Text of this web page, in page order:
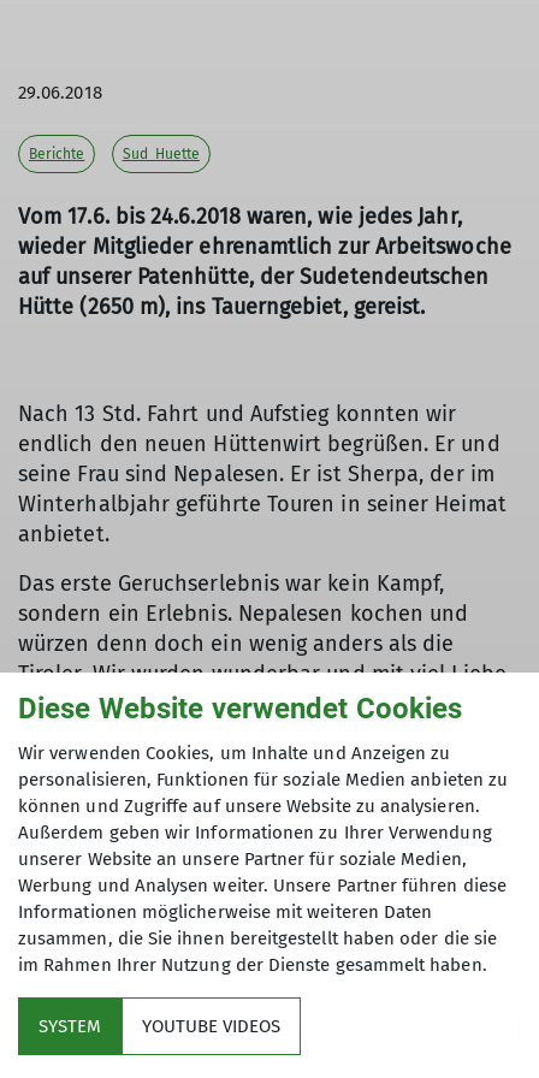
29.06.2018
Berichte Sud_Huette
Vom 17.6. bis 24.6.2018 waren, wie jedes Jahr,
wieder Mitglieder ehrenamtlich zur Arbeitswoche
auf unserer Patenhütte, der Sudetendeutschen
Hütte (2650 m), ins Tauerngebiet, gereist.
Nach 13 Std. Fahrt und Aufstieg konnten wir
endlich den neuen Hüttenwirt begrüßen. Er und
seine Frau sind Nepalesen. Er ist Sherpa, der im
Winterhalbjahr geführte Touren in seiner Heimat
anbietet.
Das erste Geruchserlebnis war kein Kampf,
sondern ein Erlebnis. Nepalesen kochen und
würzen denn doch ein wenig anders als die
Tiroler. Wir wurden wunderbar und mit viel Liebe
versorgt. So konnten wir denn auch gut gestärkt
Als erstes säuberten wir die Filteranlagen und den
Einlauf des Frischwassers, sodass der Prüfer die
Anlage ohne Einwand abnehmen könnte.
Das zweite Geruchserlebnis war ein wahrer Kampf
mit der Nase. Die Rotteboxen mussten geleert
werden. In den Rotteboxen landen die geklärten
Abwasser der Hütte gefiltert und in fester Form.
Sie müssen ausgeschaufelt werden und in Bigbags
für den Hubschrauberabtransport
Diese Website verwendet Cookies
Wir verwenden Cookies, um Inhalte und Anzeigen zu
personalisieren, Funktionen für soziale Medien anbieten zu
können und Zugriffe auf unsere Website zu analysieren.
Außerdem geben wir Informationen zu Ihrer Verwendung
unserer Website an unsere Partner für soziale Medien,
Werbung und Analysen weiter. Unsere Partner führen diese
Informationen möglicherweise mit weiteren Daten
zusammen, die Sie ihnen bereitgestellt haben oder die sie
im Rahmen Ihrer Nutzung der Dienste gesammelt haben.
SYSTEM YOUTUBE VIDEOS